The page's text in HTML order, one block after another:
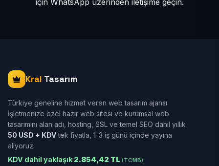
Kral Tasarım
Türkiye geneline hizmet veren web tasarım ajansı.
İşletmenize özel hazır web sitesi ve kurumsal web
tasarımını alan adı, hosting, SSL ve temel SEO dahil yıllık
50 USD + KDVtek fiyatla, 1-3 iş günü içinde yayına
alıyoruz.
KDV dahil yaklaşık 2.854,42 TL (TCMB)